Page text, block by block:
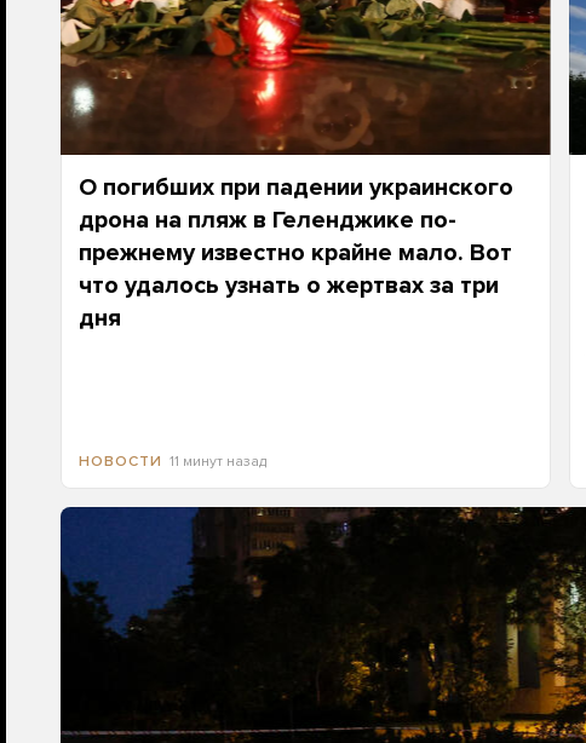
О погибших при падении украинского
дрона на пляж в Геленджике по-
прежнему известно крайне мало. Вот
что удалось узнать о жертвах за три
дня
НОВОСТИ 11 минут назад